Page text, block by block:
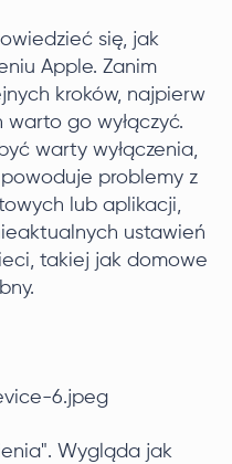
się, jak
Apple. Zanim
kroków, najpierw
go wyłączyć.
warty wyłączenia,
problemy z
lub aplikacji,
ustawień
takiej jak domowe
Wygląda jak